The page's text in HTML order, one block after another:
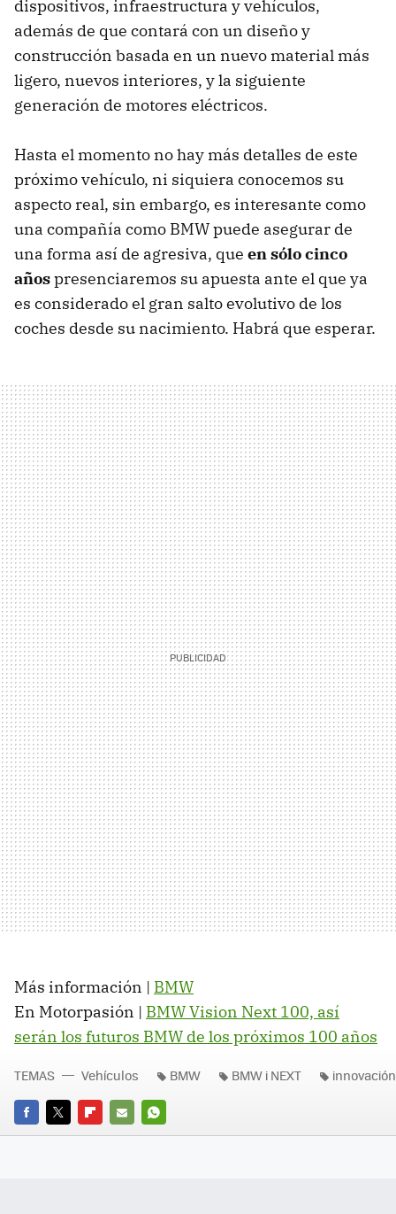
dispositivos, infraestructura y vehículos,
además de que contará con un diseño y
construcción basada en un nuevo material más
ligero, nuevos interiores, y la siguiente
generación de motores eléctricos.
Hasta el momento no hay más detalles de este
próximo vehículo, ni siquiera conocemos su
aspecto real, sin embargo, es interesante como
una compañía como BMW puede asegurar de
una forma así de agresiva, que en sólo cinco
añospresenciaremos su apuesta ante el que ya
es considerado el gran salto evolutivo de los
coches desde su nacimiento. Habrá que esperar.
Más información | BMW
En Motorpasión | BMW Vision Next 100, así
serán los futuros BMW de los próximos 100 años
FACEBOOK
TWITTERFLIPBOARD
E-
WHATSAPP
TEMAS Vehículos BMW BMW i NEXT innovación